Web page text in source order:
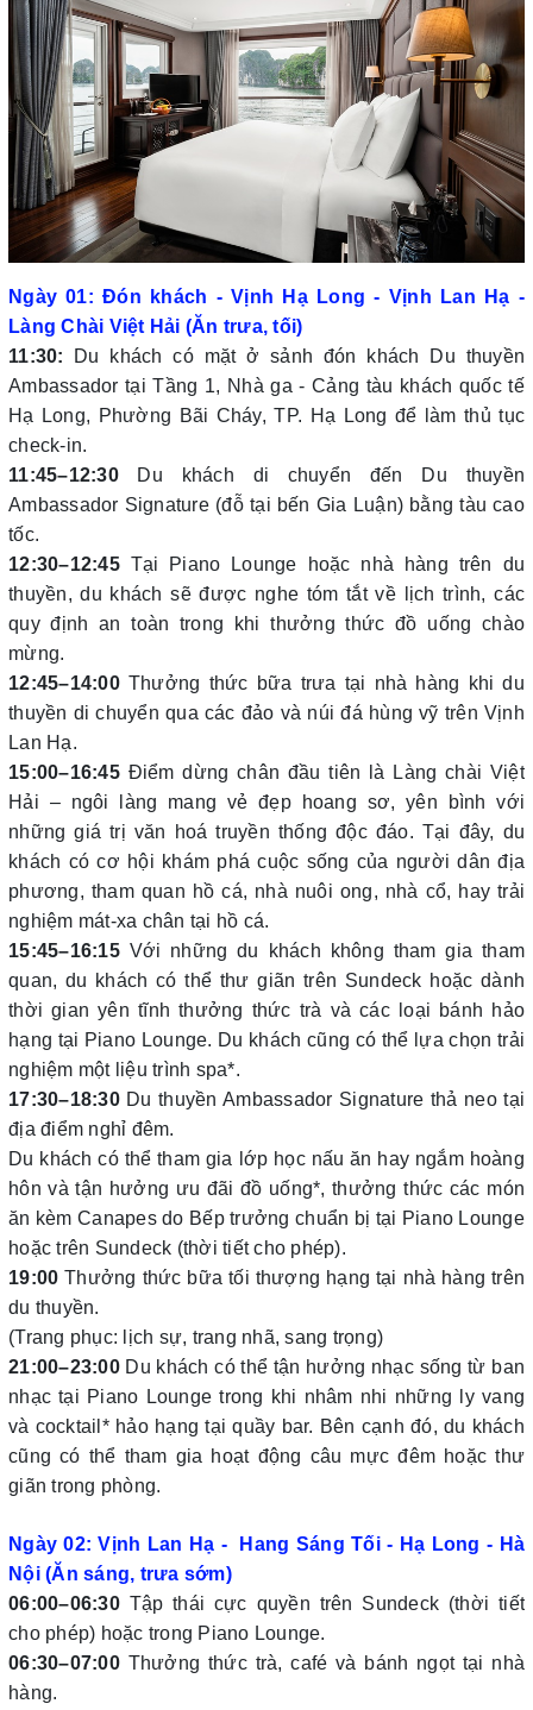
Ngày 01: Đón khách - Vịnh Hạ Long - Vịnh Lan Hạ -
Làng Chài Việt Hải (Ăn trưa, tối)
11:30:
Du khách có mặt ở sảnh đón khách Du thuyền
Ambassador tại Tầng 1, Nhà ga - Cảng tàu khách quốc tế
Hạ Long, Phường Bãi Cháy, TP. Hạ Long để làm thủ tục
check-in.
11:45–12:30 Du khách di chuyển đến Du thuyền
Ambassador Signature (đỗ tại bến Gia Luận) bằng tàu cao
tốc.
12:30–12:45Tại Piano Lounge hoặc nhà hàng trên du
thuyền, du khách sẽ được nghe tóm tắt về lịch trình, các
quy định an toàn trong khi thưởng thức đồ uống chào
mừng.
12:45–14:00Thưởng thức bữa trưa tại nhà hàng khi du
thuyền di chuyển qua các đảo và núi đá hùng vỹ trên Vịnh
Lan Hạ.
15:00–16:45Điểm dừng chân đầu tiên là Làng chài Việt
Hải – ngôi làng mang vẻ đẹp hoang sơ, yên bình với
những giá trị văn hoá truyền thống độc đáo. Tại đây, du
khách có cơ hội khám phá cuộc sống của người dân địa
phương, tham quan hồ cá, nhà nuôi ong, nhà cổ, hay trải
nghiệm mát-xa chân tại hồ cá.
15:45–16:15Với những du khách không tham gia tham
quan, du khách có thể thư giãn trên Sundeck hoặc dành
thời gian yên tĩnh thưởng thức trà và các loại bánh hảo
hạng tại Piano Lounge. Du khách cũng có thể lựa chọn trải
nghiệm một liệu trình spa*.
17:30–18:30Du thuyền Ambassador Signature thả neo tại
địa điểm nghỉ đêm.
Du khách có thể tham gia lớp học nấu ăn hay ngắm hoàng
hôn và tận hưởng ưu đãi đồ uống*, thưởng thức các món
ăn kèm Canapes do Bếp trưởng chuẩn bị tại Piano Lounge
hoặc trên Sundeck (thời tiết cho phép).
19:00 Thưởng thức bữa tối thượng hạng tại nhà hàng trên
du thuyền.
(Trang phục: lịch sự, trang nhã, sang trọng)
21:00–23:00Du khách có thể tận hưởng nhạc sống từ ban
nhạc tại Piano Lounge trong khi nhâm nhi những ly vang
và cocktail* hảo hạng tại quầy bar. Bên cạnh đó, du khách
cũng có thể tham gia hoạt động câu mực đêm hoặc thư
giãn trong phòng.
Ngày 02: Vịnh Lan Hạ - Hang Sáng Tối - Hạ Long - Hà
Nội (Ăn sáng, trưa sớm)
06:00–06:30 Tập thái cực quyền trên Sundeck (thời tiết
cho phép) hoặc trong Piano Lounge.
06:30–07:00Thưởng thức trà, café và bánh ngọt tại nhà
hàng.